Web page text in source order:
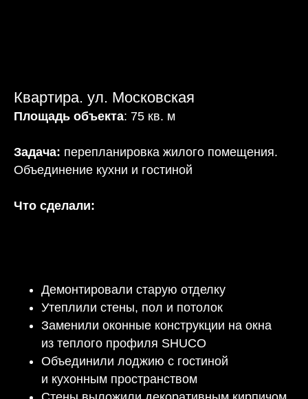
Квартира. ул. Московская
Площадь объекта: 75 кв. м
Задача: перепланировка жилого помещения.
Объединение кухни и гостиной
Что сделали:
Демонтировали старую отделку
Утеплили стены, пол и потолок
Заменили оконные конструкции на окна
из теплого профиля SHUCO
Объединили лоджию с гостиной
и кухонным пространством